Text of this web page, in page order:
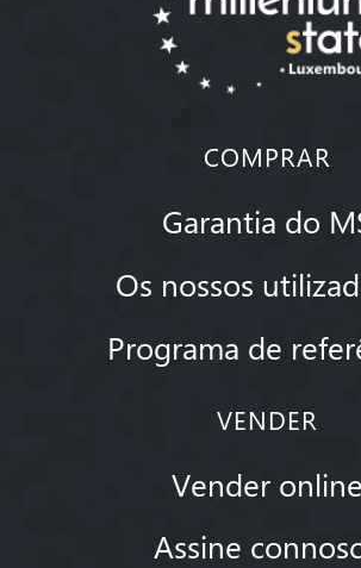
COMPRAR
Garantia do
Os nossos
Programa de
VENDER
Vender online
Assine